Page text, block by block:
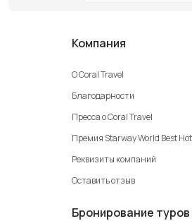
Компания
О Coral Travel
Благодарности
Пресса о Coral Travel
Премия Starway World Best
Реквизиты компаний
Оставить отзыв
Бронирование